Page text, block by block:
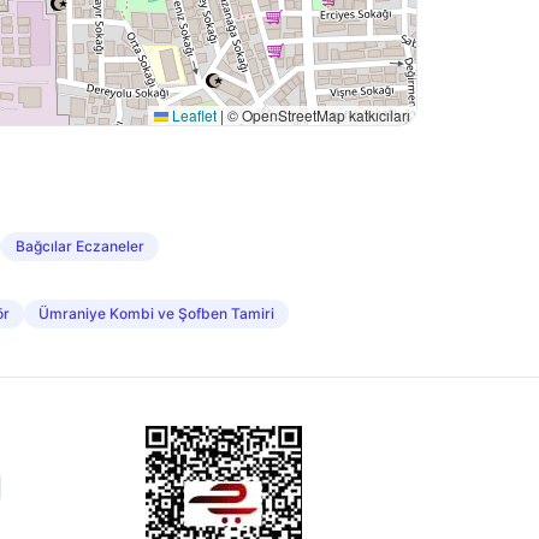
Leaflet | © OpenStreetMap katkıcıları
Bağcılar Eczaneler
Ümraniye Kombi ve Şofben Tamiri
ETBİS